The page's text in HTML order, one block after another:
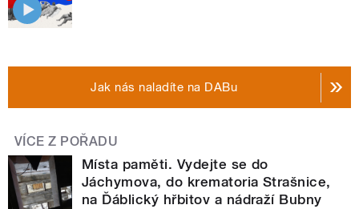
Jak nás naladíte na DABu
VÍCE Z POŘADU
Místa paměti. Vydejte se do
Jáchymova, do krematoria Strašnice,
na Ďáblický hřbitov a nádraží Bubny